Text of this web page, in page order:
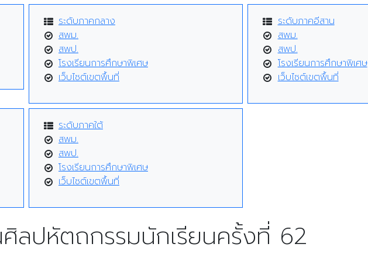
ระดับภาคกลาง
สพม.
สพป.
โรงเรียนการศึกษาพิเศษ
เว็บไซต์เขตพื้นที่
ระดับภาคอีสาน
สพม.
สพป.
โรงเรียนการศึกษาพิเศษ
เว็บไซต์เขตพื้นที่
ระดับภาคใต้
สพม.
สพป.
โรงเรียนการศึกษาพิเศษ
เว็บไซต์เขตพื้นที่
ลปหัตถกรรมนักเรียนครั้งที่ 62